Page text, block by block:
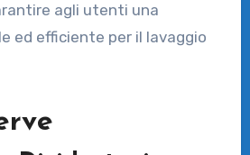
agli utenti una
ed efficiente per il lavaggio